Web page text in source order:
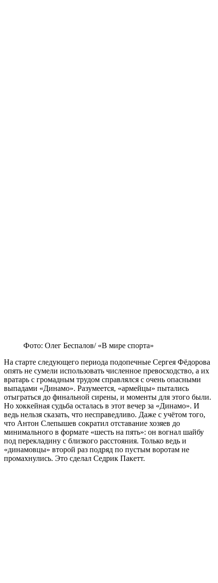
Фото: Олег Беспалов/ «В мире спорта»
На старте следующего периода подопечные Сергея Фёдорова
опять не сумели использовать численное превосходство, а их
вратарь с громадным трудом справлялся с очень опасными
выпадами «Динамо». Разумеется, «армейцы» пытались
отыграться до финальной сирены, и моменты для этого были.
Но хоккейная судьба осталась в этот вечер за «Динамо». И
ведь нельзя сказать, что несправедливо. Даже с учётом того,
что Антон Слепышев сократил отставание хозяев до
минимального в формате «шесть на пять»: он вогнал шайбу
под перекладину с близкого расстояния. Только ведь и
«динамовцы» второй раз подряд по пустым воротам не
промахнулись. Это сделал Седрик Пакетт.